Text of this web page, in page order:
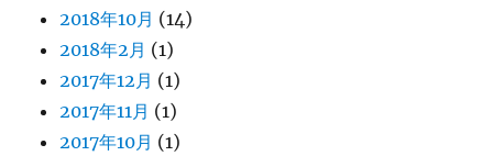
2018年10月 (14)
2018年2月 (1)
2017年12月 (1)
2017年11月 (1)
2017年10月 (1)